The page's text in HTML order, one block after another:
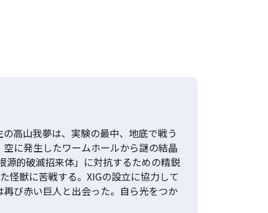
高山我夢は、実験の最中、地底で戦う
に発生したワームホールから謎の結晶
源的破滅招来体」に対抗するための精鋭
怪獣に苦戦する。XIGの設立に協力して
び赤い巨人と出会った。自ら光をつか